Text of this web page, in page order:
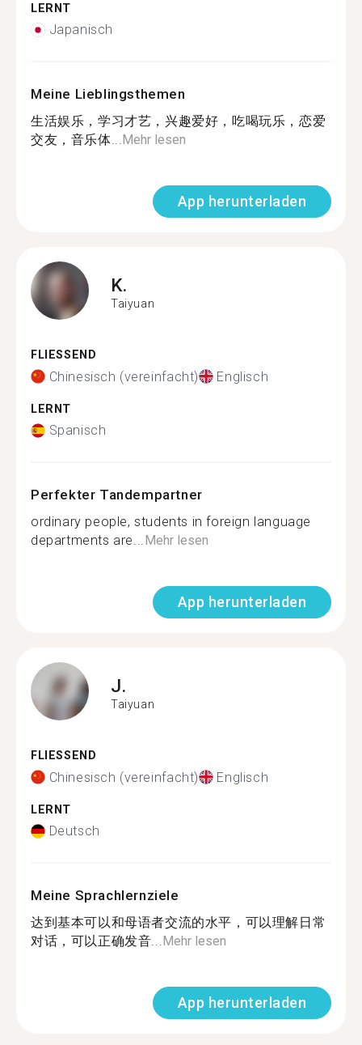
LERNT
Japanisch
Meine Lieblingsthemen
生活娱乐，学习才艺，兴趣爱好，吃喝玩乐，恋爱
交友，音乐体...Mehr lesen
App herunterladen
K.
Taiyuan
FLIESSEND
Chinesisch (vereinfacht) Englisch
LERNT
Spanisch
Perfekter Tandempartner
ordinary people, students in foreign language
departments are...Mehr lesen
App herunterladen
J.
Taiyuan
FLIESSEND
Chinesisch (vereinfacht) Englisch
LERNT
Deutsch
Meine Sprachlernziele
达到基本可以和母语者交流的水平，可以理解日常
对话，可以正确发音...Mehr lesen
App herunterladen